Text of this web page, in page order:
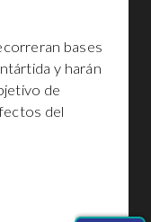
bases
y harán
de
del